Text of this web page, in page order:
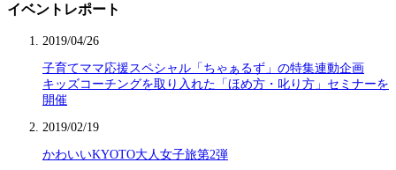
イベントレポート
2019/04/26
子育てママ応援スペシャル「ちゃぁるず」の特集連動企画
キッズコーチングを取り入れた「ほめ方・叱り方」セミナーを
開催
2019/02/19
かわいいKYOTO大人女子旅第2弾